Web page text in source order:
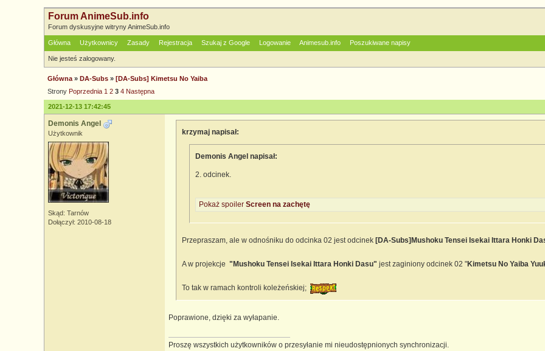
Forum AnimeSub.info
Forum dyskusyjne witryny AnimeSub.info
Główna Użytkownicy Zasady Rejestracja Szukaj z Google Logowanie Animesub.info Poszukiwane napisy
Nie jesteś zalogowany.
Główna » DA-Subs » [DA-Subs] Kimetsu No Yaiba
Strony Poprzednia 1 2 3 4 Następna
2021-12-13 17:42:45
Demonis Angel
Użytkownik
Skąd: Tarnów
Dołączył: 2010-08-18
krzymaj napisał:
Demonis Angel napisał:
2. odcinek.
Pokaż spoiler Screen na zachętę
Przepraszam, ale w odnośniku do odcinka 02 jest odcinek [DA-Subs]Mushoku Tensei Isekai Ittara Honki
A w projekcje "Mushoku Tensei Isekai Ittara Honki Dasu" jest zaginiony odcinek 02 "Kimetsu No Yaiba
To tak w ramach kontroli koleżeńskiej;
Poprawione, dzięki za wyłapanie.
Proszę wszystkich użytkowników o przesyłanie mi nieudostępnionych synchronizacji.